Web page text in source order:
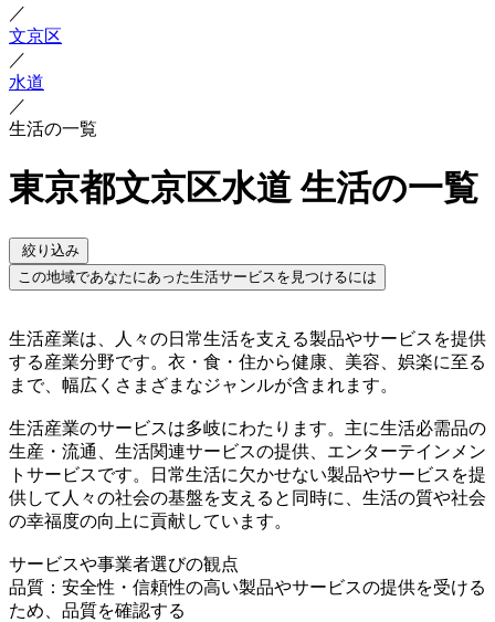
／
文京区
／
水道
／
生活の一覧
東京都文京区水道 生活の一覧
絞り込み
この地域であなたにあった生活サービスを見つけるには
生活産業は、人々の日常生活を支える製品やサービスを提供
する産業分野です。衣・食・住から健康、美容、娯楽に至る
まで、幅広くさまざまなジャンルが含まれます。
生活産業のサービスは多岐にわたります。主に生活必需品の
生産・流通、生活関連サービスの提供、エンターテインメン
トサービスです。日常生活に欠かせない製品やサービスを提
供して人々の社会の基盤を支えると同時に、生活の質や社会
の幸福度の向上に貢献しています。
サービスや事業者選びの観点
品質：安全性・信頼性の高い製品やサービスの提供を受ける
ため、品質を確認する